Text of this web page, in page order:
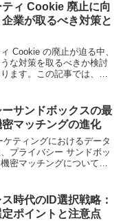
ィ Cookie 廃止に向
業が取るべき対策と
Cookie の廃止が迫る中、
な対策を取るべきか検討
ます。この記事では、廃
サンドボックスの最
マッチングの進化
ケティングにおけるデータ
プライバシー サンドボッ
密マッチングについて学
時代のID選択戦略：
ポイントと注意点